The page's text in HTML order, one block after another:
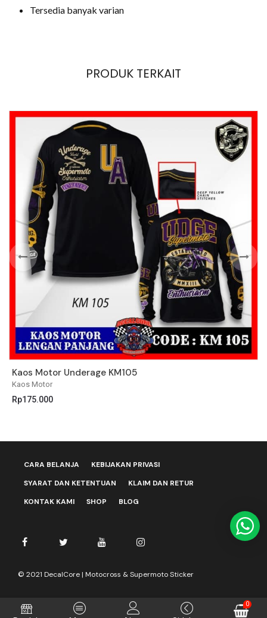
0
Tersedia banyak varian
PRODUK TERKAIT
Kaos Motor
Kaos Motor Underage KM105
Rp175.000
CARA BELANJA
KEBIJAKAN PRIVASI
SYARAT DAN KETENTUAN
KLAIM DAN RETUR
KONTAK KAMI
SHOP BLOG
© 2021 DecalCore | Motocross & Supermoto Sticker